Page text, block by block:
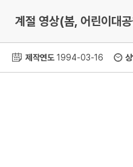
계절 영상(봄, 어린이대
제작연도 1994-03-16